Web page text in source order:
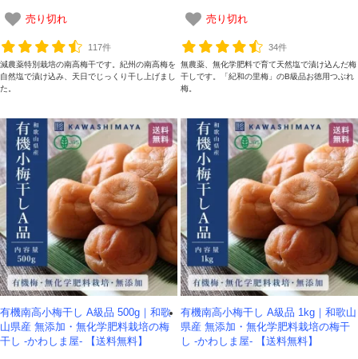
売り切れ
117件
減農薬特別栽培の南高梅干です。紀州の南高梅を
自然塩で漬け込み、天日でじっくり干し上げまし
た。
売り切れ
34件
無農薬、無化学肥料で育て天然塩で漬け込んだ梅
干しです。「紀和の里梅」のB級品お徳用つぶれ
梅。
有機南高小梅干し A級品 500g｜和歌
山県産 無添加・無化学肥料栽培の梅
干し -かわしま屋- 【送料無料】
有機南高小梅干し A級品 1kg｜和歌山
県産 無添加・無化学肥料栽培の梅干
し -かわしま屋- 【送料無料】